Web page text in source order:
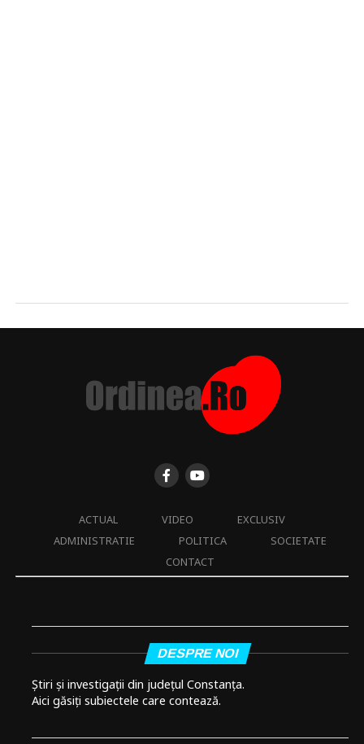
ACTUAL VIDEO
EXCLUSIV
ADMINISTRATIE
POLITICA
SOCIETATE
CONTACT
DESPRE NOI
Știri și investigații din județul Constanța.
Aici găsiți subiectele care contează.